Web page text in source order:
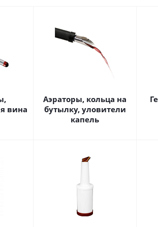
вина
Аэраторы, кольца на
бутылку, уловители
капель